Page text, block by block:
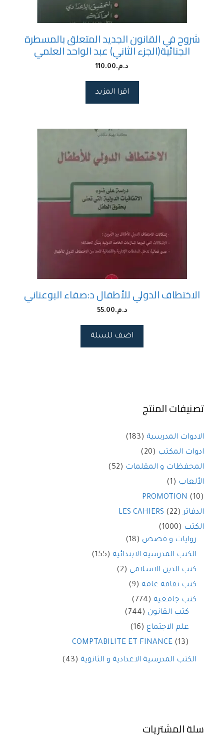
شروح في القانون الجديد المتعلق بالمسطرة
الجنائية(الجزء الثاني) عبد الواحد العلمي
د.م.110.00
اقرا المزيد
الاختطاف الدولي للأطفال د:صفاء البوعناني
د.م.55.00
اضف للسلة
تصنيفات المنتج
الادوات المدرسية (183)
ادوات المكتب (20)
المحفظات و المقلمات (52)
الألعاب (1)
PROMOTION (10)
الدفاتر LES CAHIERS (22)
الكتب (1000)
روايات و قصص (18)
الكتب المدرسية الابتدائية (155)
كتب الدين الاسلامي (2)
كتب ثقافة عامة (9)
كتب جامعية (774)
كتب القانون (744)
علم الاجتماع (16)
COMPTABILITE ET FINANCE (13)
الكتب المدرسية الاعدادية و الثانوية (43)
سلة المشتريات